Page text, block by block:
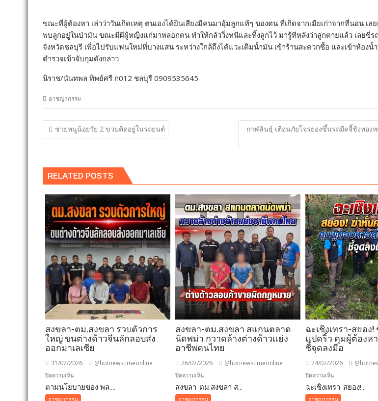
ขณะที่ผู้ต้องหา เล่าว่าวันเกิดเหตุ ตนเองได้ยินเสียงมีคนมาอุ้มลูกแท้ๆ ของตน ที่เกิดจากเมียเก่าจากที่นอน เล
พบลูกอยู่ในป่ามัน ขณะมีผีผู้หญิงแก่มาหลอกตน ทำให้กลัววิ่งหนีและทิ้งลูกไว้ มารู้ทีหลังว่าลูกตายแล้ว เลยขี่ร
จังหวัดชลบุรี เพื่อไปรับแฟนใหม่ที่บางแสน ระหว่างใกล้ถึงได้แวะเติมน้ำมัน เข้าร้านสะดวกซื้อ และเข้าห้องน้
ตำรวจเข้าจับกุมดังกล่าว
นิราช/นันทพล ทิพย์ศรี ก012 ชลบุรี 0909535645
อาชญากรรม
แนะแนว
เรื่อง
ช่วยหนูน้อยวัย 2 ขวบติดอยู่ในรถยนต์
กาฬสินธุ์ เตือนภัยโจรย่องขึ้นรถมีดจี้ชิงทอง
RELATED POSTS
สงขลา-ตม.สงขลา รวบตัวการ
ใหญ่ ขนต่างด้าวจีนลักลอบส่ง
ออกมาเลเซีย
31/07/2026 @hotnewstimeonline
ปิดความเห็น
สงขลา-
ตม.สงขลา
ตามนโยบายของ พล....
อาชญากรรม
สงขลา-ตม.สงขลา สแกนตลาด
นัดพม่า กวาดล้างต่างด้าวแย่ง
อาชีพคนไทย
26/07/2026 @hotnewstimeonline
ปิดความเห็น
สงขลา-
ตม.สงขลา
สงขลา-ตม.สงขลา ส...
อาชญากรรม
ฉะเชิงเทรา-สยอง
แปดริ้ว คุมผู้ต้องห
ชี้จุดลงมือ
24/07/2026
ปิดความเห็น
ฉะเชิงเทรา-
สยอง!
ฉะเชิงเทรา-สยอง!...
อาชญากรรม